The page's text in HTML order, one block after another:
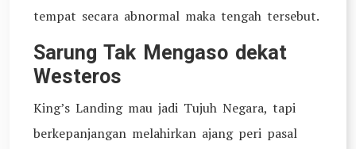
tempat secara abnormal maka tengah tersebut.
Sarung Tak Mengaso dekat
Westeros
King’s Landing mau jadi Tujuh Negara, tapi
berkepanjangan melahirkan ajang peri pasal